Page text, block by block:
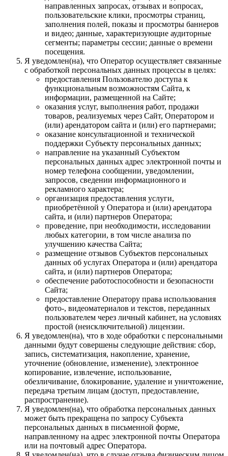
направленных запросах, отзывах и вопросах,
пользовательские клики, просмотры страниц,
заполнения полей, показы и просмотры баннеров
и видео; данные, характеризующие аудиторные
сегменты; параметры сессии; данные о времени
посещения.
Я уведомлен(на), что Оператор осуществляет связанные
с обработкой персональных данных процессы в целях:
предоставления Пользователю доступа к
функциональным возможностям Сайта, к
информации, размещенной на Сайте;
оказания услуг, выполнения работ, продажи
товаров, реализуемых через Сайт, Оператором и
(или) арендатором сайта и (или) его партнерами;
оказание консультационной и технической
поддержки Субъекту персональных данных;
направление на указанный Субъектом
персональных данных адрес электронной почты и
номер телефона сообщении, уведомлении,
запросов, сведении информационного и
рекламного характера;
организация предоставления услуги,
приобретённой у Оператора и (или) арендатора
сайта, и (или) партнеров Оператора;
проведение, при необходимости, исследовании
любых категории, в том числе анализа по
улучшению качества Сайта;
размещение отзывов Субъектов персональных
данных об услугах Оператора и (или) арендатора
сайта, и (или) партнеров Оператора;
обеспечение работоспособности и безопасности
Сайта;
предоставление Оператору права использования
фото-, видеоматериалов и текстов, переданных
пользователем через личный кабинет, на условиях
простой (неисключительной) лицензии.
Я уведомлен(на), что в ходе обработки с персональными
данными будут совершены следующие действия: сбор,
запись, систематизация, накопление, хранение,
уточнение (обновление, изменение), электронное
копирование, извлечение, использование,
обезличивание, блокирование, удаление и уничтожение,
передача третьим лицам (доступ, предоставление,
распространение).
Я уведомлен(на), что обработка персональных данных
может быть прекращена по запросу Субъекта
персональных данных в письменной форме,
направленному на адрес электронной почты Оператора
или на почтовый адрес Оператора.